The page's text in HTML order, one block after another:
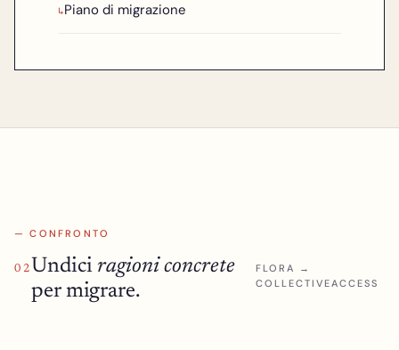
↳Piano di migrazione
— CONFRONTO
02 Undiciragioni concrete
per migrare.
FLORA →
COLLECTIVEACCESS